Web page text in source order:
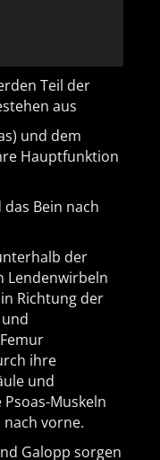
Teil der
aus
und dem
Hauptfunktion
Bein nach
der
Lendenwirbeln
Richtung der
ihre
und
Muskeln
vorne.
Galopp sorgen